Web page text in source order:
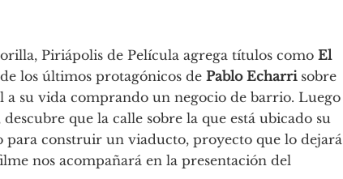
Piriápolis de Película agrega títulos como El
los últimos protagónicos de Pablo Echarri sobre
su vida comprando un negocio de barrio. Luego
que la calle sobre la que está ubicado su
construir un viaducto, proyecto que lo dejará
nos acompañará en la presentación del